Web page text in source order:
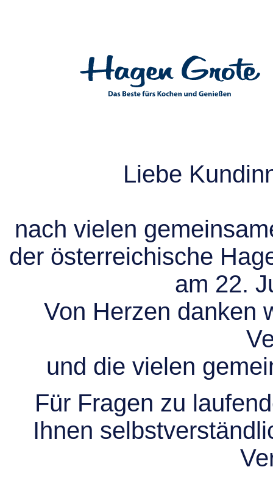
Liebe
nach vielen
der österreichische
am 22.
Von Herzen danken
und die vielen
Für Fragen zu
Ihnen